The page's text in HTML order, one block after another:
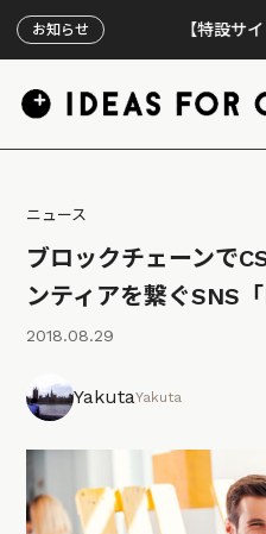
お知らせ 【特設サイトオー
ニュース
ブロックチェーンで
ンティアを繋ぐSNS
2018.08.29
YakutaYakuta